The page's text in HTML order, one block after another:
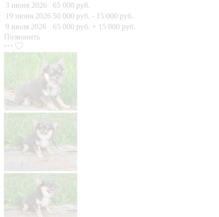
3 июня 2026
65 000 руб.
19 июня 2026 50 000 руб. - 15 000 руб.
9 июля 2026
65 000 руб. + 15 000 руб.
Позвонить